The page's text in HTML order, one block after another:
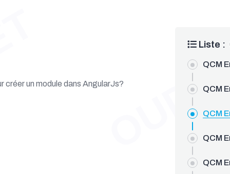
créer un module dans AngularJs?
Liste :
QCM
QCM
QCM
QCM
QCM